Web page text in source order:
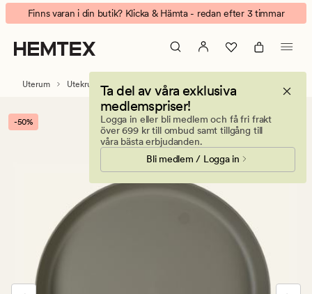
Vita
Utefat
taupe
Animerad
banner.
Klicka
på
att
pausa.
Finns varan i din butik? Klicka & Hämta - redan efter 3 timmar
Ta del av våra exklusiva
medlemspriser!
Logga in eller bli medlem och få fri frakt
över 699 kr till ombud samt tillgång till
våra bästa erbjudanden.
Bli medlem / Logga in
Uterum Utekrukor
-50%